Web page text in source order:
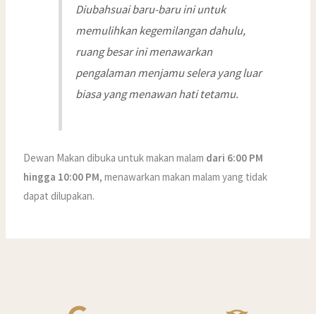
Diubahsuai baru-baru ini untuk
memulihkan kegemilangan dahulu,
ruang besar ini menawarkan
pengalaman menjamu selera yang luar
biasa yang menawan hati tetamu.
Dewan Makan dibuka untuk makan malam dari 6:00 PM
hingga 10:00 PM, menawarkan makan malam yang tidak
dapat dilupakan.